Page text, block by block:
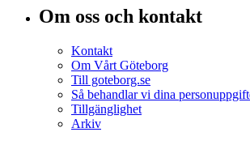
Om oss och kontakt
Kontakt
Om Vårt Göteborg
Till goteborg.se
Så behandlar vi dina
Tillgänglighet
Arkiv